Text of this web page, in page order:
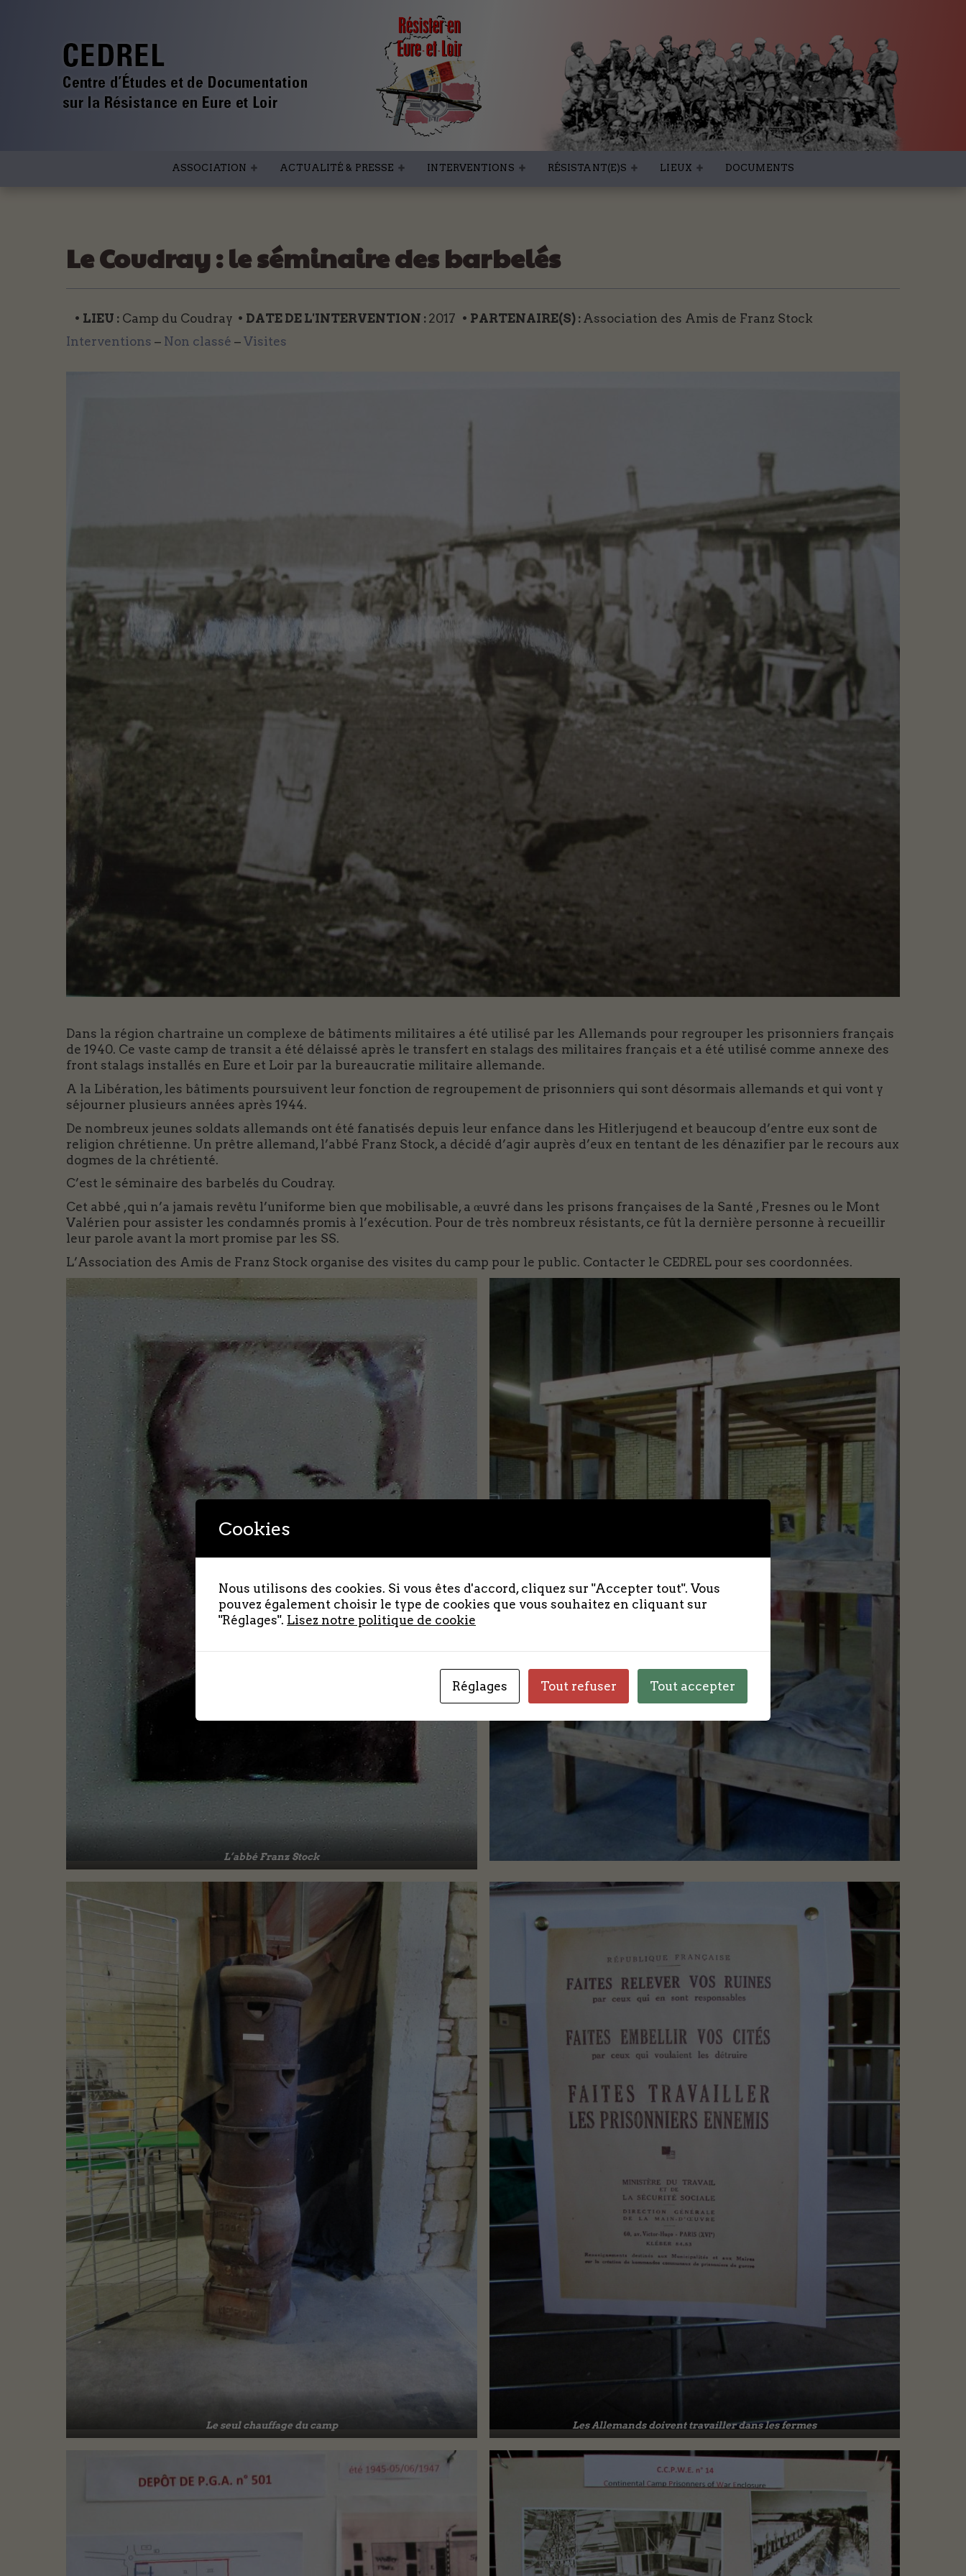
ASSOCIATION ACTUALITÉ & PRESSE INTERVENTIONS RÉSISTANT(E)S LIEUX DOCUMENTS
Le Coudray : le séminaire des barbelés
• LIEU : Camp du Coudray • DATE DE L'INTERVENTION : 2017 • PARTENAIRE(S) : Association des Amis de Franz Stock
Interventions – Non classé – Visites
Dans la région chartraine un complexe de bâtiments militaires a été utilisé par les Allemands pour regrouper les prisonniers français
de 1940. Ce vaste camp de transit a été délaissé après le transfert en stalags des militaires français et a été utilisé comme annexe des
front stalags installés en Eure et Loir par la bureaucratie militaire allemande.
A la Libération, les bâtiments poursuivent leur fonction de regroupement de prisonniers qui sont désormais allemands et qui vont y
séjourner plusieurs années après 1944.
De nombreux jeunes soldats allemands ont été fanatisés depuis leur enfance dans les Hitlerjugend et beaucoup d’entre eux sont de
religion chrétienne. Un prêtre allemand, l’abbé Franz Stock, a décidé d’agir auprès d’eux en tentant de les dénazifier par le recours aux
dogmes de la chrétienté.
C’est le séminaire des barbelés du Coudray.
Cet abbé ,qui n’a jamais revêtu l’uniforme bien que mobilisable, a œuvré dans les prisons françaises de la Santé , Fresnes ou le Mont
Valérien pour assister les condamnés promis à l’exécution. Pour de très nombreux résistants, ce fût la dernière personne à recueillir
leur parole avant la mort promise par les SS.
L’Association des Amis de Franz Stock organise des visites du camp pour le public. Contacter le CEDREL pour ses coordonnées.
L’abbé Franz Stock
Le seul chauffage du camp Les Allemands doivent travailler dans les fermes
Cookies
Nous utilisons des cookies. Si vous êtes d'accord, cliquez sur "Accepter tout". Vous
pouvez également choisir le type de cookies que vous souhaitez en cliquant sur
"Réglages". Lisez notre politique de cookie
Réglages Tout refuser Tout accepter